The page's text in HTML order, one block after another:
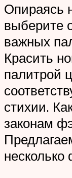
Опираясь
выберите
важных
Красить
палитрой
стихии.
законам
несколько